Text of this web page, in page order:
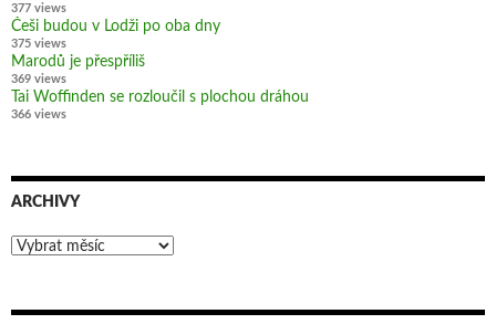
377 views
Češi budou v Lodži po oba dny
375 views
Marodů je přespříliš
369 views
Tai Woffinden se rozloučil s plochou dráhou
366 views
ARCHIVY
Archivy